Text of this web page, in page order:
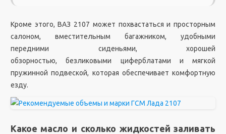
Кроме этого, ВАЗ 2107 может похвастаться и просторным
салоном, вместительным багажником, удобными
передними сиденьями, хорошей
обзорностью, безликовыми циферблатами и мягкой
пружинной подвеской, которая обеспечивает комфортную
езду.
Какое масло и сколько жидкостей заливать